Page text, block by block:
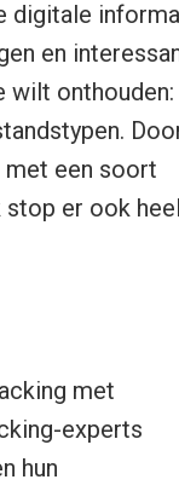
digitale
en
onthouden:
een soort
stop er ook
met
experts
hun